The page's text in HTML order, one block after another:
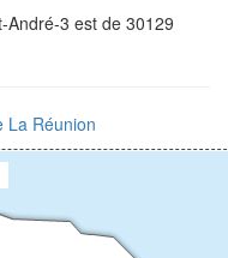
André-3 est de 30129
La Réunion